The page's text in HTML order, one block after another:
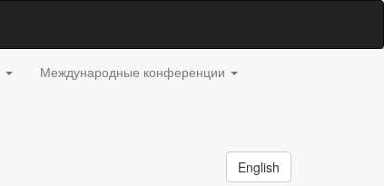
Международные конференции
English